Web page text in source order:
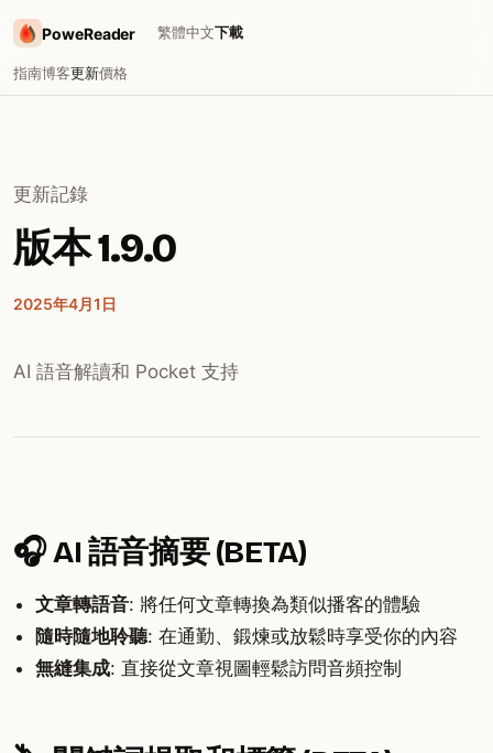
PoweReader
指南博客更新價格
繁體中文下載
更新記錄
版本 1.9.0
2025年4月1日
AI 語音解讀和 Pocket 支持
🎧 AI 語音摘要 (BETA)
文章轉語音: 將任何文章轉換為類似播客的體驗
隨時隨地聆聽: 在通勤、鍛煉或放鬆時享受你的內容
無縫集成: 直接從文章視圖輕鬆訪問音頻控制